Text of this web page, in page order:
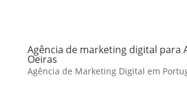
Agência de marketing digital para
Oeiras
Agência de Marketing Digital em